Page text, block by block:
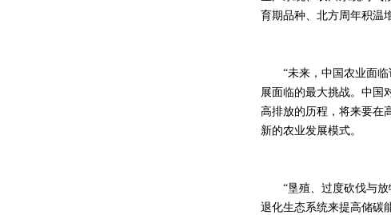
育期品种、北方周年积温
“未来，中国农业面临
展面临的最大挑战。中国
高排放的历程，将来要在
新的农业发展模式。
“垦殖、过度砍伐与放
退化生态系统来提高储碳